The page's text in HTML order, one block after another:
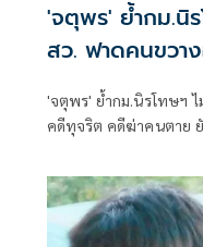
'จตุพร' ย้ำกม.นิ
สว. ฟาดคนขวา
อีกเลย
'จตุพร' ย้ำกม.นิรโทษฯ ไม่เกี่ยวช่ว
คดีทุจริต คดีฆ่าคนตาย ยันผ่าน สว.หวังปล่อยคดีชุมนุมการเมือง